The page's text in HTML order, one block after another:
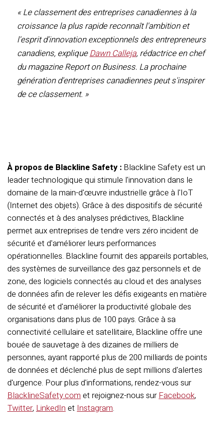
« Le classement des entreprises canadiennes à la
croissance la plus rapide reconnaît l'ambition et
l'esprit d'innovation exceptionnels des entrepreneurs
canadiens, expliqueDawn Calleja, rédactrice en chef
du magazine Report on Business. La prochaine
génération d'entreprises canadiennes peut s'inspirer
de ce classement. »
À propos de Blackline Safety : Blackline Safety est un
leader technologique qui stimule l'innovation dans le
domaine de la main-d'œuvre industrielle grâce à l'IoT
(Internet des objets). Grâce à des dispositifs de sécurité
connectés et à des analyses prédictives, Blackline
permet aux entreprises de tendre vers zéro incident de
sécurité et d'améliorer leurs performances
opérationnelles. Blackline fournit des appareils portables,
des systèmes de surveillance des gaz personnels et de
zone, des logiciels connectés au cloud et des analyses
de données afin de relever les défis exigeants en matière
de sécurité et d'améliorer la productivité globale des
organisations dans plus de 100 pays. Grâce à sa
connectivité cellulaire et satellitaire, Blackline offre une
bouée de sauvetage à des dizaines de milliers de
personnes, ayant rapporté plus de 200 milliards de points
de données et déclenché plus de sept millions d'alertes
d'urgence. Pour plus d'informations, rendez-vous sur
BlacklineSafety.comet rejoignez-nous surFacebook,
Twitter, LinkedInet Instagram.